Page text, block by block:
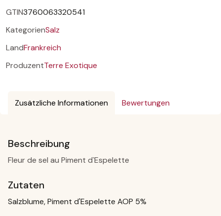
GTIN3760063320541
KategorienSalz
LandFrankreich
ProduzentTerre Exotique
Zusätzliche Informationen Bewertungen
Beschreibung
Fleur de sel au Piment d`Espelette
Zutaten
Salzblume, Piment d'Espelette AOP 5%